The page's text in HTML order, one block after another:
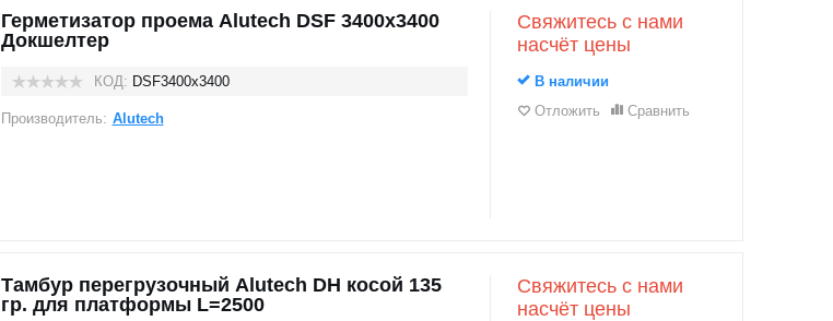
Герметизатор проема Alutech DSF 3400х3400
Докшелтер
КОД: DSF3400х3400
Производитель: Alutech
Свяжитесь с нами
насчёт цены
В наличии
Отложить
Сравнить
Тамбур перегрузочный Alutech DH косой 135
гр. для платформы L=2500
Свяжитесь с нами
насчёт цены